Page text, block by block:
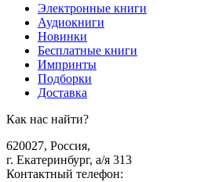
Электронные книги
Аудиокниги
Новинки
Бесплатные книги
Импринты
Подборки
Доставка
Как нас найти?
620027, Россия,
г. Екатеринбург, а/я 313
Контактный телефон: